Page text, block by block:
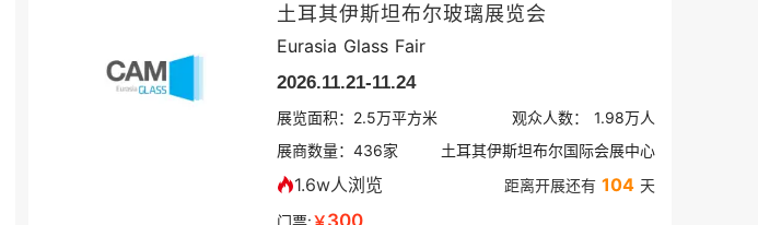
土耳其伊斯坦布尔玻璃展览会
Eurasia Glass Fair
2026.11.21-11.24
展览面积： 2.5万平方米 观众人数： 1.98万人
展商数量： 436家 土耳其伊斯坦布尔国际会展中心
1.6w人浏览 距离开展还有 104 天
门票:￥300